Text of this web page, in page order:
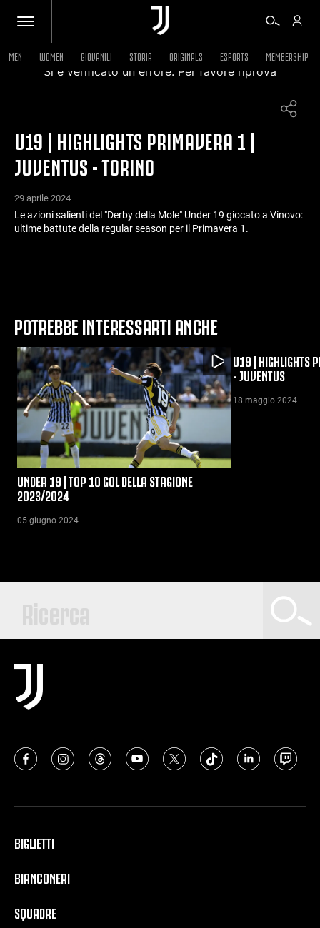
SHOP
BIANCONERI
VIDEO
MEN WOMEN GIOVANILI STORIA ORIGINALS ESPORTS MEMBERSHIP
Si è verificato un errore. Per favore riprova
U19 | HIGHLIGHTS PRIMAVERA 1 |
JUVENTUS - TORINO
29 aprile 2024
Le azioni salienti del "Derby della Mole" Under 19 giocato a Vinovo:
ultime battute della regular season per il Primavera 1.
POTREBBE INTERESSARTI ANCHE
UNDER 19 | TOP 10 GOL DELLA STAGIONE
2023/2024
05 giugno 2024
U19 | HIGHLIGHTS
- JUVENTUS
18 maggio 2024
BIGLIETTI
BIANCONERI
SQUADRE